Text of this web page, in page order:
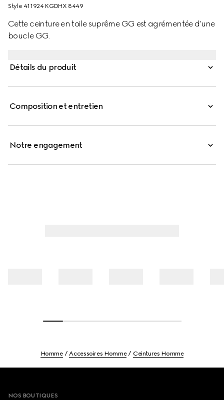
Style ‎411924 KGDHX 8449
Cette ceinture en toile suprême GG est agrémentée d'une
boucle GG.
Détails du produit
Composition et entretien
Notre engagement
Homme Accessoires Homme Ceintures Homme
NOS BOUTIQUES